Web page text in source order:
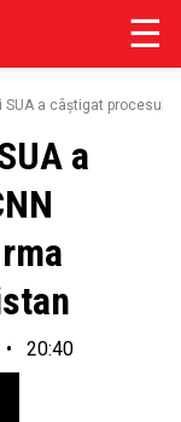
☰
SUA a câștigat procesul
a
• 20:40